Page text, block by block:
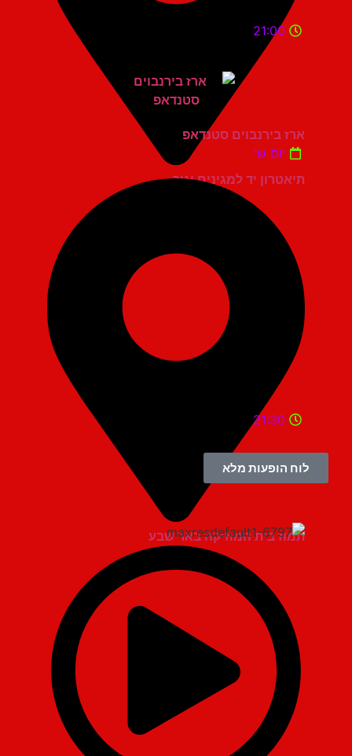
תיאטרון יד למגינים יגור
21:00
ארז בירנבוים סטנדאפ
יום ש'
תמוז בית המוזיקה באר שבע
21:30
לוח הופעות מלא